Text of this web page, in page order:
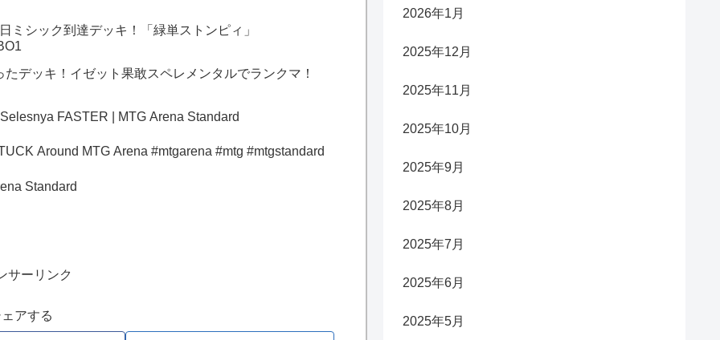
ミシック到達デッキ！「緑単ストンピィ」
デッキ！イゼット果敢スペレメンタルでランクマ！
FASTER | MTG Arena Standard
Deck Why It’s STUCK Around MTG Arena #mtgarena #mtg #mtgstandard
Standard
サーリンク
アする
2026年1月
2025年12月
2025年11月
2025年10月
2025年9月
2025年8月
2025年7月
2025年6月
2025年5月